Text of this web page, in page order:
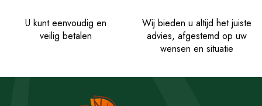
U kunt eenvoudig en
veilig betalen
Wij bieden u altijd het juiste
advies, afgestemd op uw
wensen en situatie